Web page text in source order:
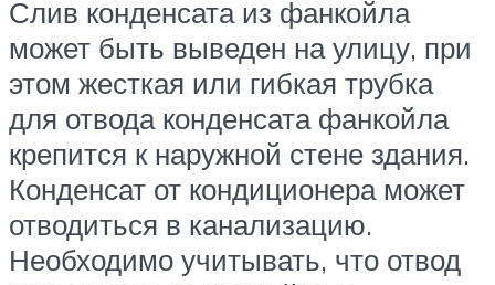
Слив конденсата из фанкойла
может быть выведен на улицу, при
этом жесткая или гибкая трубка
для отвода конденсата фанкойла
крепится к наружной стене здания.
Конденсат от кондиционера может
отводиться в канализацию.
Необходимо учитывать, что отвод